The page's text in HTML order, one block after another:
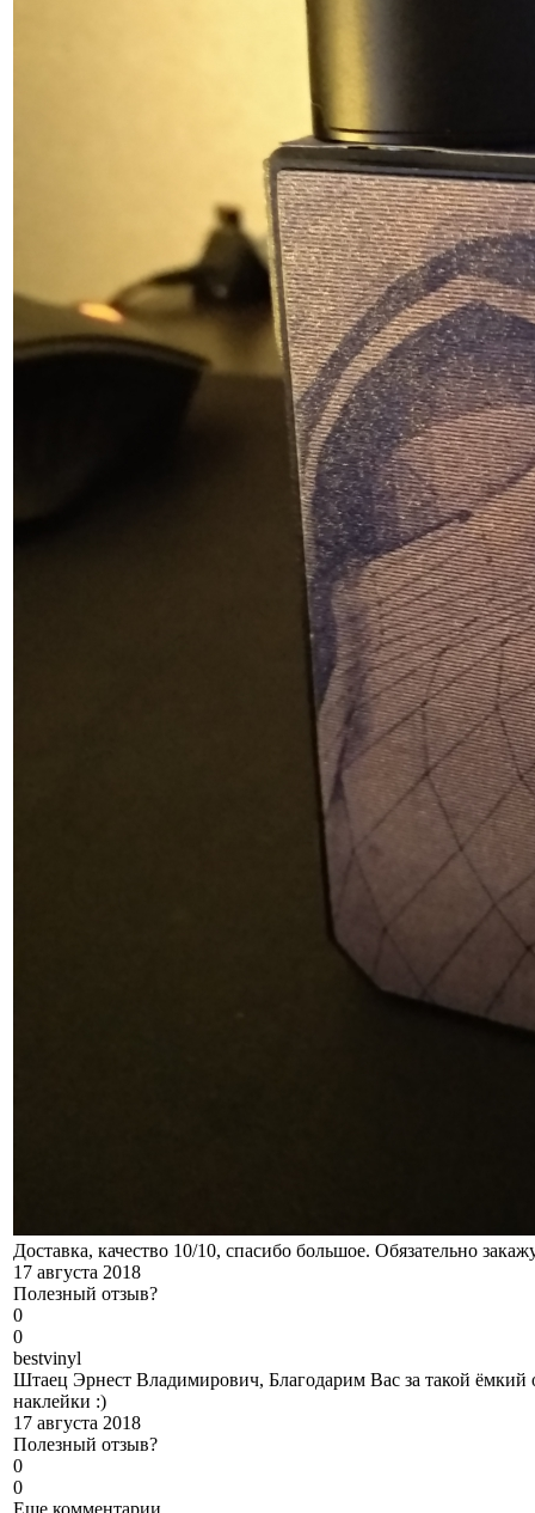
Доставка, качество 10/10, спасибо большое. Обязательно
17 августа 2018
Полезный отзыв?
0
0
bestvinyl
Штаец Эрнест Владимирович, Благодарим Вас за такой ёмкий
наклейки :)
17 августа 2018
Полезный отзыв?
0
0
Еще комментарии